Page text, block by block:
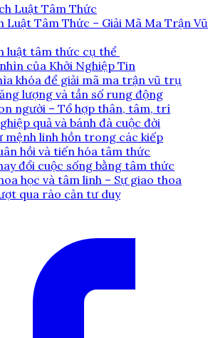
Luật Tâm Thức
Luật Tâm Thức – Giải Mã Ma Trận Vũ
luật tâm thức cụ thể
của Khởi Nghiệp Tin
khóa để giải mã ma trận vũ trụ
lượng và tần số rung động
người – Tổ hợp thân, tâm, trí
quả và bánh đà cuộc đời
mệnh linh hồn trong các kiếp
hồi và tiến hóa tâm thức
đổi cuộc sống bằng tâm thức
học và tâm linh – Sự giao thoa
qua rào cản tư duy